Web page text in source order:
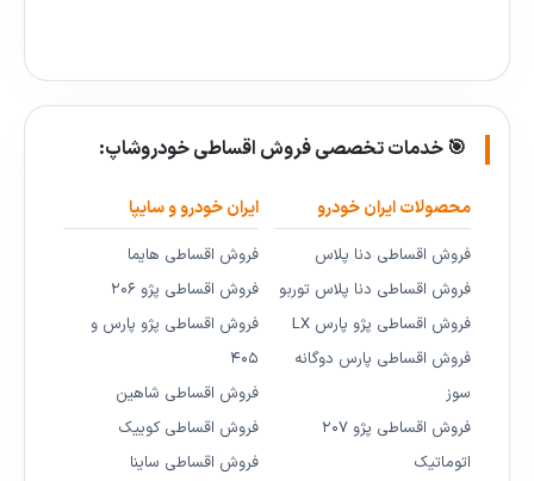
🎯 خدمات تخصصی فروش اقساطی خودروشاپ:
محصولات ایران خودرو
فروش اقساطی دنا پلاس
فروش اقساطی دنا پلاس توربو
فروش اقساطی پژو پارس LX
فروش اقساطی پارس دوگانه
سوز
فروش اقساطی پژو ۲۰۷
اتوماتیک
ایران خودرو و سایپا
فروش اقساطی هایما
فروش اقساطی پژو ۲۰۶
فروش اقساطی پژو پارس و
۴۰۵
فروش اقساطی شاهین
فروش اقساطی کوییک
فروش اقساطی ساینا